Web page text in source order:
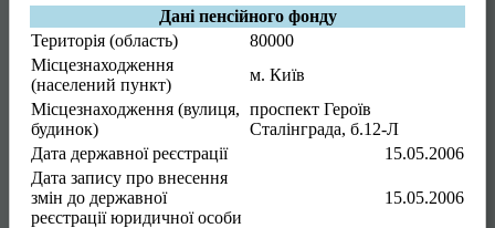
Дані пенсійного фонду
Територія (область)
80000
Місцезнаходження
(населений пункт)
м. Київ
Місцезнаходження (вулиця,
будинок)
проспект Героїв
Сталінграда, б.12-Л
Дата державної реєстрації
15.05.2006
Дата запису про внесення
змін до державної
реєстрації юридичної особи
15.05.2006